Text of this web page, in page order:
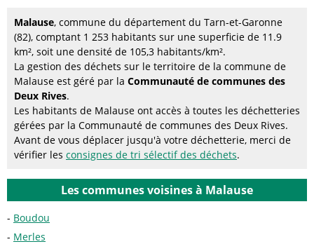
Malause, commune du département du Tarn-et-Garonne
(82), comptant 1 253 habitants sur une superficie de 11.9
km², soit une densité de 105,3 habitants/km².
La gestion des déchets sur le territoire de la commune de
Malause est géré par la Communauté de communes des
Deux Rives.
Les habitants de Malause ont accès à toutes les déchetteries
gérées par la Communauté de communes des Deux Rives.
Avant de vous déplacer jusqu'à votre déchetterie, merci de
vérifier les consignes de tri sélectif des déchets.
Les communes voisines à Malause
Boudou
Merles